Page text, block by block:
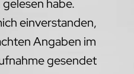
habe.
einverstanden,
Angaben im
gesendet